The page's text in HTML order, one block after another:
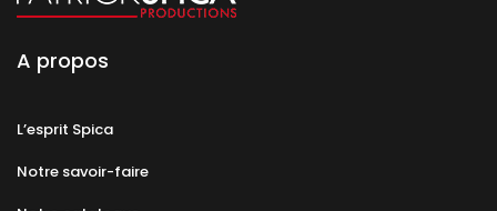
A propos
L’esprit Spica
Notre savoir-faire